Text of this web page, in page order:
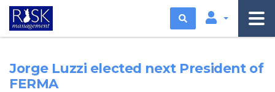
Etsi
Jorge Luzzi elected next President of
FERMA